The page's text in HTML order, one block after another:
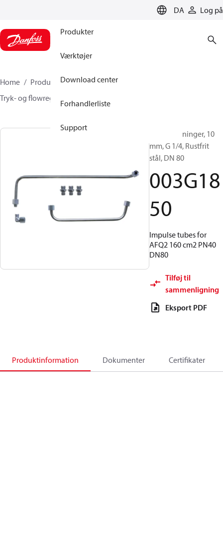
DA Log på
Produkter
Værktøjer
Download center
Forhandlerliste
Support
Home Produkter
Climate Solutions for heating
Tryk- og flowregulatorer
Impulsledninger, 10
mm, G 1/4, Rustfrit
stål, DN 80
003G18
50
Impulse tubes for
AFQ2 160 cm2 PN40
DN80
Tilføj til
sammenligning
Eksport PDF
Produktinformation Dokumenter Certifikater